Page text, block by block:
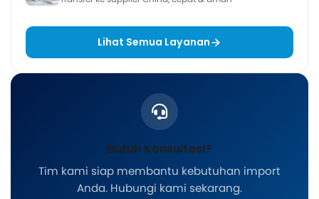
Lihat Semua Layanan
Butuh Konsultasi?
Tim kami siap membantu kebutuhan import
Anda. Hubungi kami sekarang.